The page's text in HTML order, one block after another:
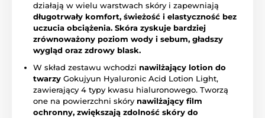
działają w wielu warstwach skóry i zapewniają
długotrwały komfort, świeżość i elastyczność bez
uczucia obciążenia. Skóra zyskuje bardziej
zrównoważony poziom wody i sebum, gładszy
wygląd oraz zdrowy blask.
W skład zestawu wchodzi nawilżający lotion do
twarzy Gokujyun Hyaluronic Acid Lotion Light,
zawierający 4 typy kwasu hialuronowego. Tworzą
one na powierzchni skóry nawilżający film
ochronny, zwiększają zdolność skóry do